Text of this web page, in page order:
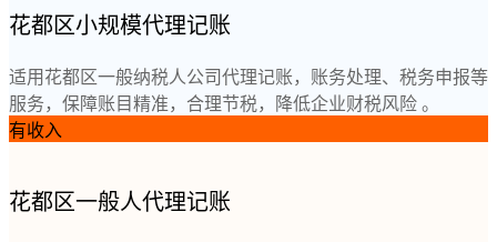
花都区小规模代理记账
适用花都区一般纳税人公司代理记账，账务处理、税务申报等
服务，保障账目精准，合理节税，降低企业财税风险 。
有收入
花都区一般人代理记账